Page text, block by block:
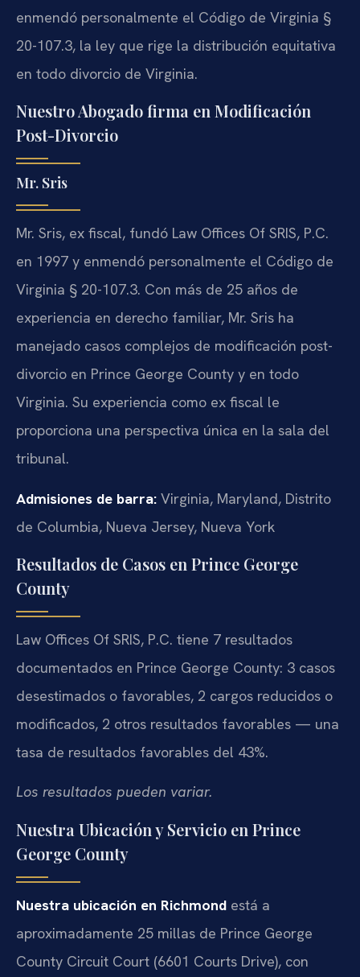
enmendó personalmente el Código de Virginia §
20-107.3, la ley que rige la distribución equitativa
en todo divorcio de Virginia.
Nuestro Abogado firma en Modificación
Post-Divorcio
Mr. Sris
Mr. Sris, ex fiscal, fundó Law Offices Of SRIS, P.C.
en 1997 y enmendó personalmente el Código de
Virginia § 20-107.3. Con más de 25 años de
experiencia en derecho familiar, Mr. Sris ha
manejado casos complejos de modificación post-
divorcio en Prince George County y en todo
Virginia. Su experiencia como ex fiscal le
proporciona una perspectiva única en la sala del
tribunal.
Admisiones de barra: Virginia, Maryland, Distrito
de Columbia, Nueva Jersey, Nueva York
Resultados de Casos en Prince George
County
Law Offices Of SRIS, P.C. tiene 7 resultados
documentados en Prince George County: 3 casos
desestimados o favorables, 2 cargos reducidos o
modificados, 2 otros resultados favorables — una
tasa de resultados favorables del 43%.
Los resultados pueden variar.
Nuestra Ubicación y Servicio en Prince
George County
Nuestra ubicación en Richmond está a
aproximadamente 25 millas de Prince George
County Circuit Court (6601 Courts Drive), con